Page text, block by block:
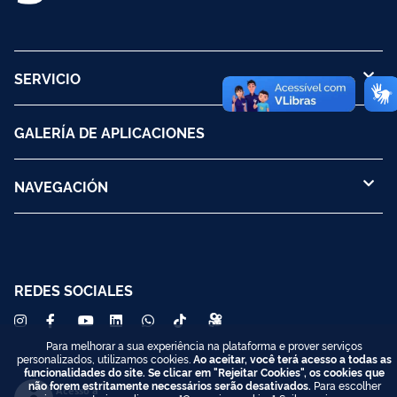
SERVICIO
GALERÍA DE APLICACIONES
NAVEGACIÓN
REDES SOCIALES
Acesso à
Para melhorar a sua experiência na plataforma e prover serviços
personalizados, utilizamos cookies. Ao aceitar, você terá acesso a todas as
funcionalidades do site. Se clicar em "Rejeitar Cookies", os cookies que
não forem estritamente necessários serão desativados. Para escolher